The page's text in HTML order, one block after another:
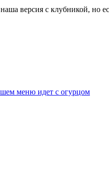
версия с клубникой, но
меню идет с огурцом